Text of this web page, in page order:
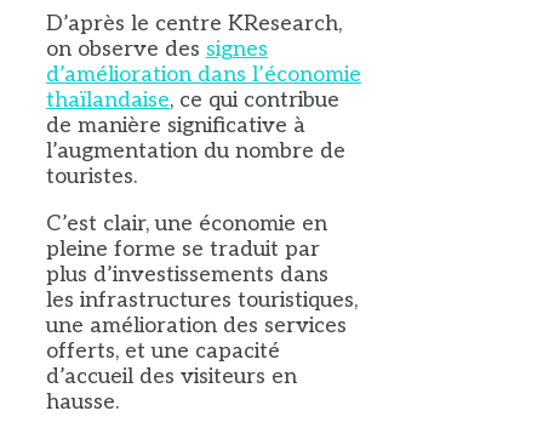
D’après le centre KResearch,
on observe des signes
d’amélioration dans l’économie
thaïlandaise, ce qui contribue
de manière significative à
l’augmentation du nombre de
touristes.
C’est clair, une économie en
pleine forme se traduit par
plus d’investissements dans
les infrastructures touristiques,
une amélioration des services
offerts, et une capacité
d’accueil des visiteurs en
hausse.